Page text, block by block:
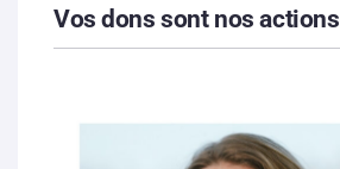
Vos dons sont nos actions